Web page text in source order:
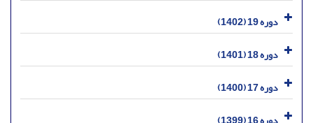
دوره 19 (1402)
دوره 18 (1401)
دوره 17 (1400)